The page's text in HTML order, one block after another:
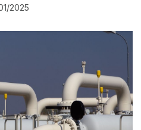
2025